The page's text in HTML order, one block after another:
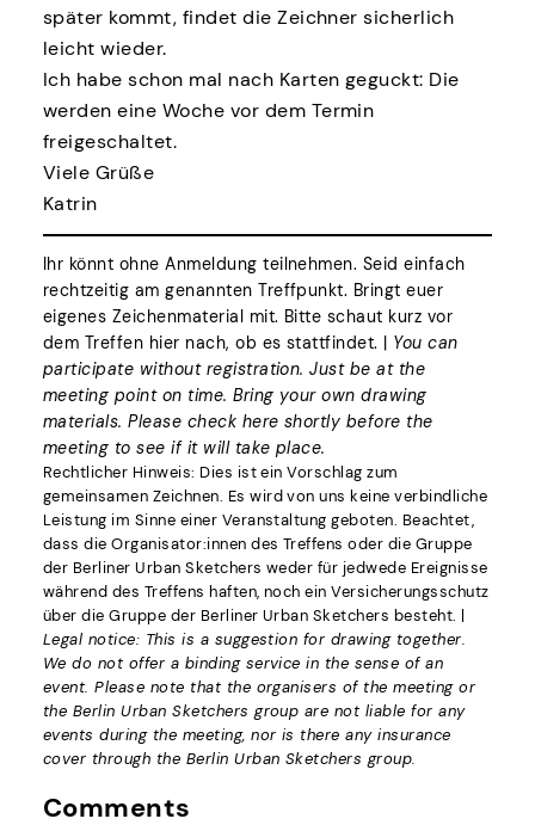
später kommt, findet die Zeichner sicherlich
leicht wieder.
Ich habe schon mal nach Karten geguckt: Die
werden eine Woche vor dem Termin
freigeschaltet.
Viele Grüße
Katrin
Ihr könnt ohne Anmeldung teilnehmen. Seid einfach
rechtzeitig am genannten Treffpunkt. Bringt euer
eigenes Zeichenmaterial mit. Bitte schaut kurz vor
dem Treffen hier nach, ob es stattfindet. | You can
participate without registration. Just be at the
meeting point on time. Bring your own drawing
materials. Please check here shortly before the
meeting to see if it will take place.
Rechtlicher Hinweis: Dies ist ein Vorschlag zum
gemeinsamen Zeichnen. Es wird von uns keine verbindliche
Leistung im Sinne einer Veranstaltung geboten. Beachtet,
dass die Organisator:innen des Treffens oder die Gruppe
der Berliner Urban Sketchers weder für jedwede Ereignisse
während des Treffens haften, noch ein Versicherungsschutz
über die Gruppe der Berliner Urban Sketchers besteht. |
Legal notice: This is a suggestion for drawing together.
We do not offer a binding service in the sense of an
event. Please note that the organisers of the meeting or
the Berlin Urban Sketchers group are not liable for any
events during the meeting, nor is there any insurance
cover through the Berlin Urban Sketchers group.
Comments